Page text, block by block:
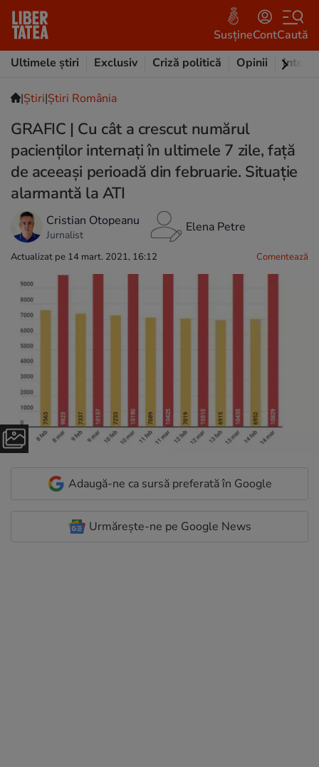
SusțineContCaută
Ultimele știri
Exclusiv Criză politică Opinii
|Ştiri|Știri România
GRAFIC | Cu cât a crescut numărul
pacienților internați în ultimele 7 zile, față
de aceeași perioadă din februarie. Situație
alarmantă la ATI
Cristian Otopeanu
Jurnalist Elena Petre
Actualizat pe 14 mart. 2021, 16:12 Comentează
Adaugă-ne ca sursă preferată în Google
Urmărește-ne pe Google News